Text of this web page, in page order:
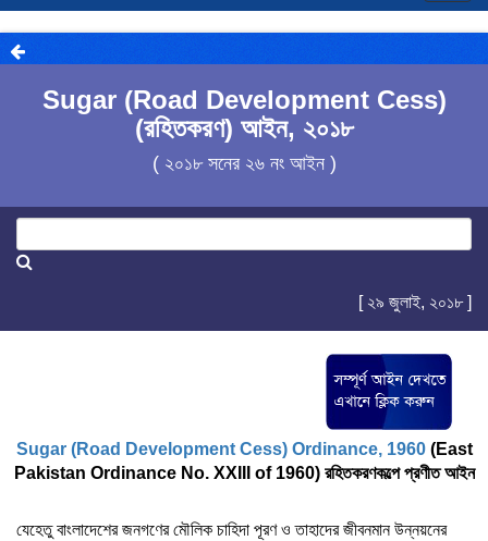
Sugar (Road Development Cess)
(রহিতকরণ) আইন, ২০১৮
( ২০১৮ সনের ২৬ নং আইন )
[ ২৯ জুলাই, ২০১৮ ]
Sugar (Road Development Cess) Ordinance, 1960 (East
Pakistan Ordinance No. XXIII of 1960) রহিতকরণকল্পে প্রণীত আইন
যেহেতু বাংলাদেশের জনগণের মৌলিক চাহিদা পূরণ ও তাহাদের জীবনমান উন্নয়নের